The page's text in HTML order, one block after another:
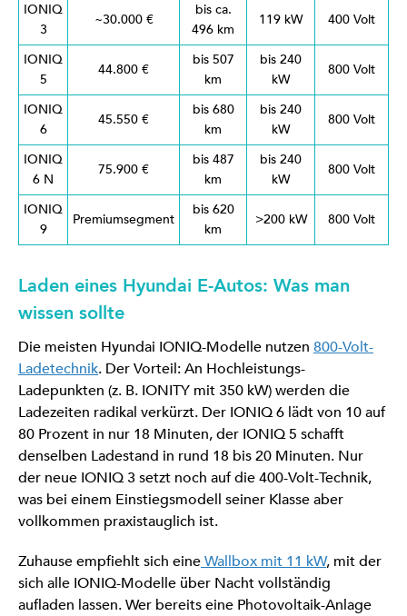
IONIQ
3
~30.000 €
bis ca.
496 km
119 kW 400 Volt
IONIQ
5
44.800 €
bis 507
km
bis 240
kW
800 Volt
IONIQ
6
45.550 €
bis 680
km
bis 240
kW
800 Volt
IONIQ
6 N
75.900 €
bis 487
km
bis 240
kW
800 Volt
IONIQ
9
Premiumsegment
bis 620
km
>200 kW 800 Volt
Laden eines Hyundai E-Autos: Was man
wissen sollte
Die meisten Hyundai IONIQ-Modelle nutzen 800-Volt-
Ladetechnik. Der Vorteil: An Hochleistungs-
Ladepunkten (z. B. IONITY mit 350 kW) werden die
Ladezeiten radikal verkürzt. Der IONIQ 6 lädt von 10 auf
80 Prozent in nur 18 Minuten, der IONIQ 5 schafft
denselben Ladestand in rund 18 bis 20 Minuten. Nur
der neue IONIQ 3 setzt noch auf die 400-Volt-Technik,
was bei einem Einstiegsmodell seiner Klasse aber
vollkommen praxistauglich ist.
Zuhause empfiehlt sich eineWallbox mit 11 kW, mit der
sich alle IONIQ-Modelle über Nacht vollständig
aufladen lassen. Wer bereits eine Photovoltaik-Anlage